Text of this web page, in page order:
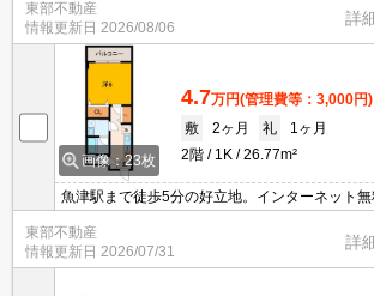
です。大切なお車を雨風から守る屋内駐車場を
ターネット無料
東部不動産
情報更新日 2026/08/06
詳
画像：23枚
4.7万円(管理費等：3,000円)
敷
2ヶ月 礼
1ヶ月
2階
1K 26.77m²
魚津駅まで徒歩5分の好立地。インターネット無
冬場の雪も心配なし。IHコンロ付
東部不動産
情報更新日 2026/07/31
詳